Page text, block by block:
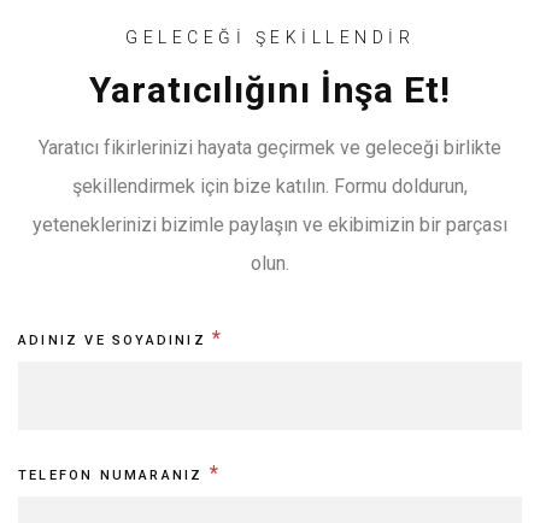
GELECEĞİ ŞEKİLLENDİR
Yaratıcılığını İnşa Et!
Yaratıcı fikirlerinizi hayata geçirmek ve geleceği birlikte
şekillendirmek için bize katılın. Formu doldurun,
yeteneklerinizi bizimle paylaşın ve ekibimizin bir parçası
olun.
Kariyer
ADINIZ VE SOYADINIZ *
TELEFON NUMARANIZ *
I